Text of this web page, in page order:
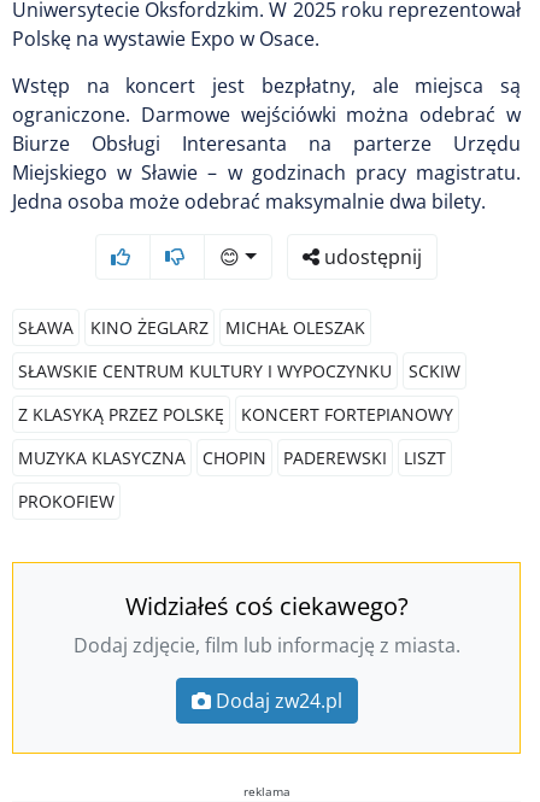
Uniwersytecie Oksfordzkim. W 2025 roku reprezentował
Polskę na wystawie Expo w Osace.
Wstęp na koncert jest bezpłatny, ale miejsca są
ograniczone. Darmowe wejściówki można odebrać w
Biurze Obsługi Interesanta na parterze Urzędu
Miejskiego w Sławie – w godzinach pracy magistratu.
Jedna osoba może odebrać maksymalnie dwa bilety.
😊 udostępnij
SŁAWA KINO ŻEGLARZ
MICHAŁ OLESZAK
SŁAWSKIE CENTRUM KULTURY I WYPOCZYNKU
SCKIW
Z KLASYKĄ PRZEZ POLSKĘ
KONCERT FORTEPIANOWY
MUZYKA KLASYCZNA
CHOPIN PADEREWSKI
LISZT
PROKOFIEW
Widziałeś coś ciekawego?
Dodaj zdjęcie, film lub informację z miasta.
Dodaj zw24.pl
reklama